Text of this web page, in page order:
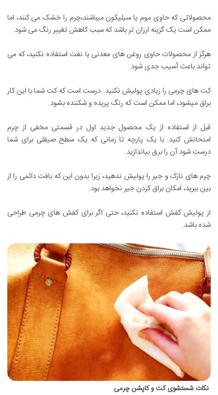
محصولاتی که حاوی موم یا سیلیکون میباشند،چرم را خشک می کنند، اما
ممکن است یک گزینه ارزان تر باشد که سبب کاهش تغییر رنگ می شود.
هرگز از محصولات حاوی روغن های معدنی یا نفت استفاده نکنید، که می
تواند باعث آسیب جدی شود.
کت های چرمی را زیادی پولیش نکنید. درست است که کت شما با این کار
براق میشود، اما ممکن است که رنگ پریده و شکننده بشود.
قبل از استفاده از یک محصول جدید اول در قسمتی مخفی از چرم
امتحانش کنید. با یک پارچه تا زمانی که یک سطح صیقلی برای شما
درست شود آن را برق بیاندازید.
چرم های نازک و جیر را پولیش ندهید، زیرا بدون این که بافت دائمی را از
بین ببرید، امکان براق کردن جیر نخواهد بود.
از پولیش کفش استفاده نکنید، حتی اگر برای کفش های چرمی طراحی
شده باشد.
نکات شستشوی کت و کاپشن چرمی